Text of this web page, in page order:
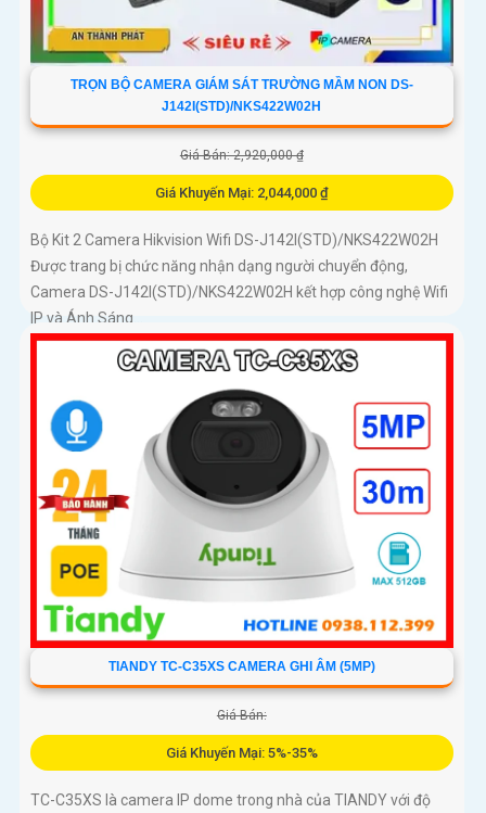
TRỌN BỘ CAMERA GIÁM SÁT TRƯỜNG MẦM NON DS-
J142I(STD)/NKS422W02H
Giá Bán: 2,920,000 ₫
Giá Khuyến Mại: 2,044,000 ₫
Bộ Kit 2 Camera Hikvision Wifi DS-J142I(STD)/NKS422W02H
Được trang bị chức năng nhận dạng người chuyển động,
Camera DS-J142I(STD)/NKS422W02H kết hợp công nghệ Wifi
IP và Ánh Sáng...
TIANDY TC-C35XS CAMERA GHI ÂM (5MP)
Giá Bán:
Giá Khuyến Mại: 5%-35%
TC-C35XS là camera IP dome trong nhà của TIANDY với độ